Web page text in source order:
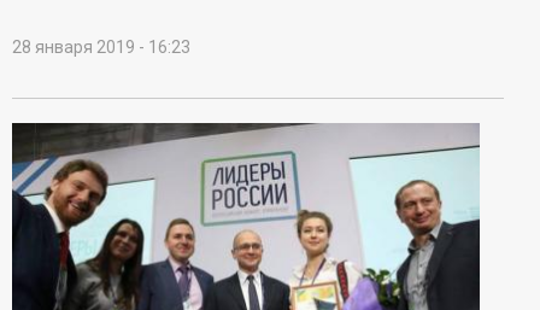
28 января 2019 - 16:23